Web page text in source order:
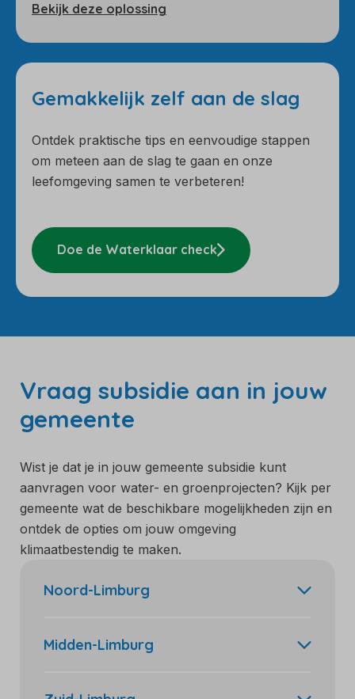
Bekijk deze oplossing
Gemakkelijk zelf aan de slag
Ontdek praktische tips en eenvoudige stappen
om meteen aan de slag te gaan en onze
leefomgeving samen te verbeteren!
Doe de Waterklaar check
Vraag subsidie aan in jouw
gemeente
Wist je dat je in jouw gemeente subsidie kunt
aanvragen voor water- en groenprojecten? Kijk per
gemeente wat de beschikbare mogelijkheden zijn en
ontdek de opties om jouw omgeving
klimaatbestendig te maken.
Noord-Limburg
Midden-Limburg